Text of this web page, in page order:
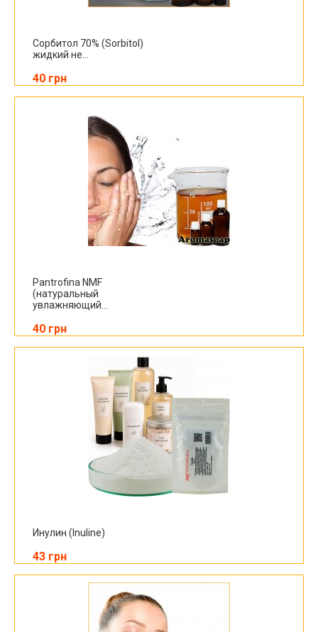
Сорбитол 70% (Sorbitol)
жидкий не...
40 грн
Pantrofina NMF
(натуральный
увлажняющий...
40 грн
Инулин (Inuline)
43 грн